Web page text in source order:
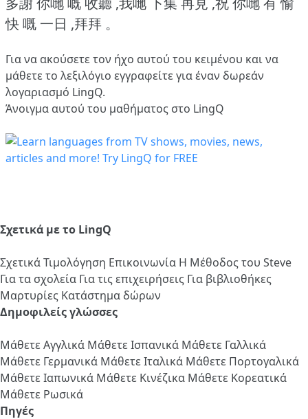
快 嘅 一日 ,拜拜 。
Για να ακούσετε τον ήχο αυτού του κειμένου και να
μάθετε το λεξιλόγιο εγγραφείτε για έναν δωρεάν
λογαριασμό LingQ.
Άνοιγμα αυτού του μαθήματος στο LingQ
Σχετικά με το LingQ
ΣχετικάΤιμολόγηση Επικοινωνία Η Μέθοδος του Steve
Για τα σχολεία Για τις επιχειρήσεις Για βιβλιοθήκες
Μαρτυρίες Κατάστημα δώρων
Δημοφιλείς γλώσσες
Μάθετε Αγγλικά Μάθετε Ισπανικά Μάθετε Γαλλικά
Μάθετε Γερμανικά Μάθετε Ιταλικά Μάθετε Πορτογαλικά
Μάθετε Ιαπωνικά Μάθετε Κινέζικα Μάθετε Κορεατικά
Μάθετε Ρωσικά
Πηγές